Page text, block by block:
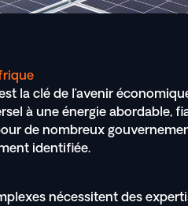
la clé de l’avenir
à une énergie abordable,
de nombreux
identifiée.
nécessitent des